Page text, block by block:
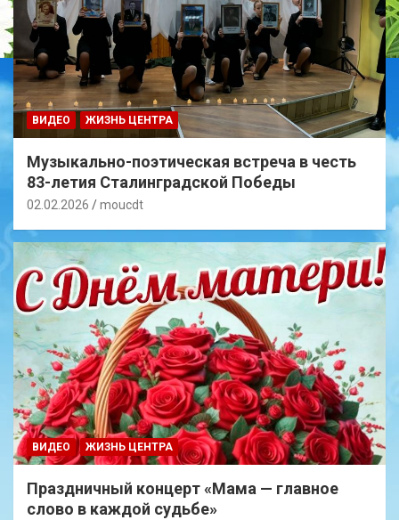
ВИДЕО ЖИЗНЬ ЦЕНТРА
Музыкально-поэтическая встреча в честь
83-летия Сталинградской Победы
02.02.2026 moucdt
ВИДЕО ЖИЗНЬ ЦЕНТРА
Праздничный концерт «Мама — главное
слово в каждой судьбе»